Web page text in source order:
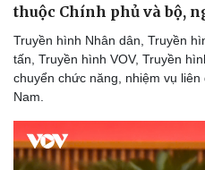
thuộc Chính phủ và bộ,
Truyền hình Nhân dân, Truyền
tấn, Truyền hình VOV, Truyền
chuyển chức năng, nhiệm vụ
Nam.